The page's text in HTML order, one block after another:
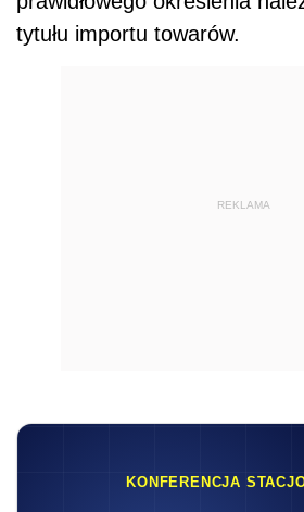
tytułu importu towarów.
REKLAMA
KONFERENCJA